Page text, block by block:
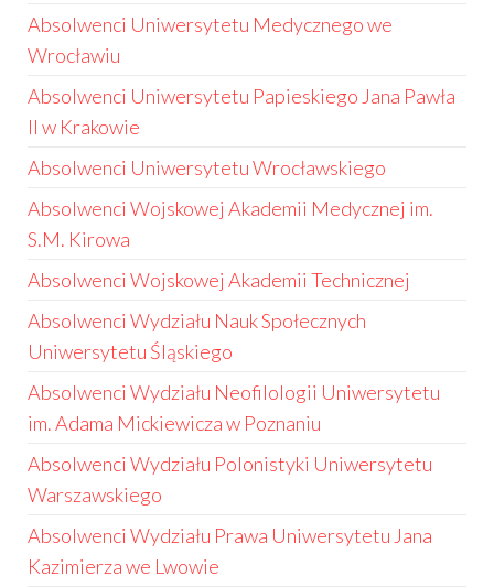
Absolwenci Uniwersytetu Medycznego we
Wrocławiu
Absolwenci Uniwersytetu Papieskiego Jana Pawła
II w Krakowie
Absolwenci Uniwersytetu Wrocławskiego
Absolwenci Wojskowej Akademii Medycznej im.
S.M. Kirowa
Absolwenci Wojskowej Akademii Technicznej
Absolwenci Wydziału Nauk Społecznych
Uniwersytetu Śląskiego
Absolwenci Wydziału Neofilologii Uniwersytetu
im. Adama Mickiewicza w Poznaniu
Absolwenci Wydziału Polonistyki Uniwersytetu
Warszawskiego
Absolwenci Wydziału Prawa Uniwersytetu Jana
Kazimierza we Lwowie